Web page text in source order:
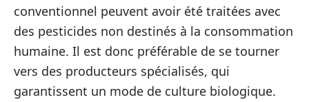
conventionnel peuvent avoir été traitées avec
des pesticides non destinés à la consommation
humaine. Il est donc préférable de se tourner
vers des producteurs spécialisés, qui
garantissent un mode de culture biologique.